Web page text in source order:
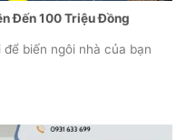
Đến 100 Triệu Đồng
biến ngôi nhà của bạn